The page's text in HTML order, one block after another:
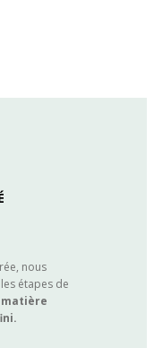
nous
étapes de
matière